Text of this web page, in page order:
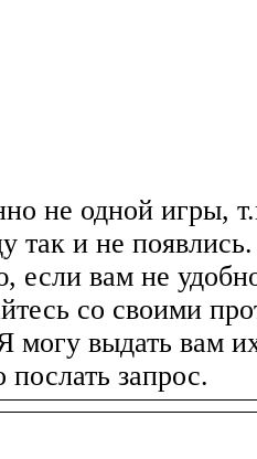
не одной игры,
так и не появлись.
если вам не
со своими
могу выдать вам
послать запрос.